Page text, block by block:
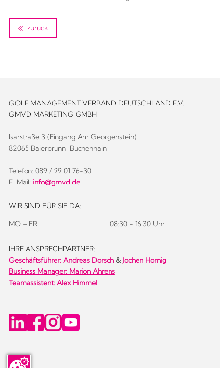
zurück
GOLF MANAGEMENT VERBAND DEUTSCHLAND E.V.
GMVD MARKETING GMBH
Isarstraße 3 (Eingang Am Georgenstein)
82065 Baierbrunn-Buchenhain
Telefon: 089 / 99 01 76-30
E-Mail: info@gmvd.de
WIR SIND FÜR SIE DA:
MO – FR: 08:30 - 16:30 Uhr
IHRE ANSPRECHPARTNER:
Geschäftsführer: Andreas Dorsch& Jochen Hornig
Business Manager: Marion Ahrens
Teamassistent: Alex Himmel